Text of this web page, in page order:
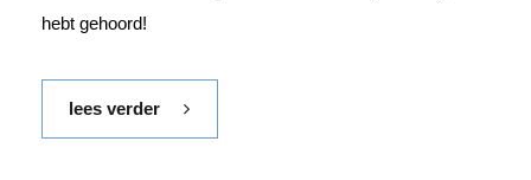
hebt gehoord!
lees verder